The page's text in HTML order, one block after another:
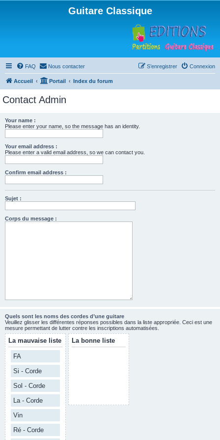
Guitare Classique
FAQ Nous contacter Connexion
S’enregistrer
Accueil Portail Index du forum
Contact Admin
Your name :
Please enter your name, so the message has an identity.
Your email address :
Please enter a valid email address, so we can contact you.
Confirm email address :
Sujet :
Corps du message :
Quels sont les noms des cordes d’une guitare
Veuillez glisser les différentes réponses possibles dans la liste appropriée. Ceci est une
mesure permettant de lutter contre les inscriptions automatisées.
La mauvaise liste
FA
Si - Corde
Sol - Corde
La - Corde
Vin
Ré - Corde
La bonne liste